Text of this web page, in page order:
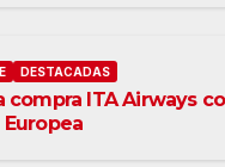
DESTACADAS
compra ITA Airways